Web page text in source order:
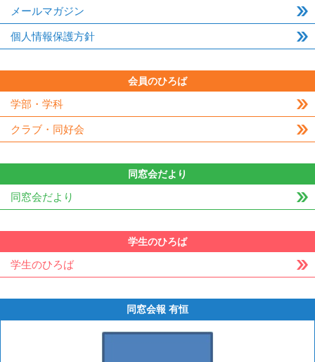
メールマガジン
個人情報保護方針
会員のひろば
学部・学科
クラブ・同好会
同窓会だより
同窓会だより
学生のひろば
学生のひろば
同窓会報 有恒